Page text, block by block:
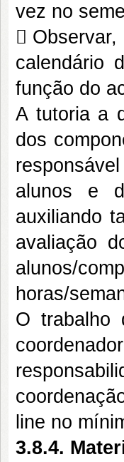
vez no

calendário
função do
A tutoria a
dos
alunos e
auxiliando
avaliação
alunos/
horas/
O trabalho
line no
3.8.4.